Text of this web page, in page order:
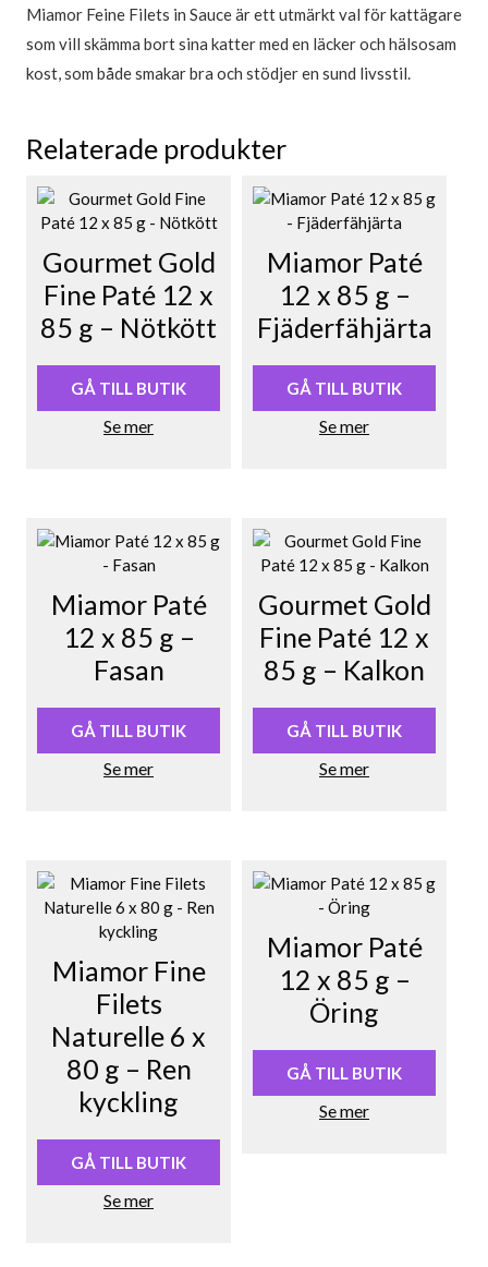
Miamor Feine Filets in Sauce är ett utmärkt val för kattägare
som vill skämma bort sina katter med en läcker och hälsosam
kost, som både smakar bra och stödjer en sund livsstil.
Relaterade produkter
Gourmet Gold
Fine Paté 12 x
85 g – Nötkött
GÅ TILL BUTIK
Se mer
Miamor Paté
12 x 85 g –
Fjäderfähjärta
GÅ TILL BUTIK
Se mer
Miamor Paté
12 x 85 g –
Fasan
GÅ TILL BUTIK
Se mer
Gourmet Gold
Fine Paté 12 x
85 g – Kalkon
GÅ TILL BUTIK
Se mer
Miamor Fine
Filets
Naturelle 6 x
80 g – Ren
kyckling
GÅ TILL BUTIK
Se mer
Miamor Paté
12 x 85 g –
Öring
GÅ TILL BUTIK
Se mer